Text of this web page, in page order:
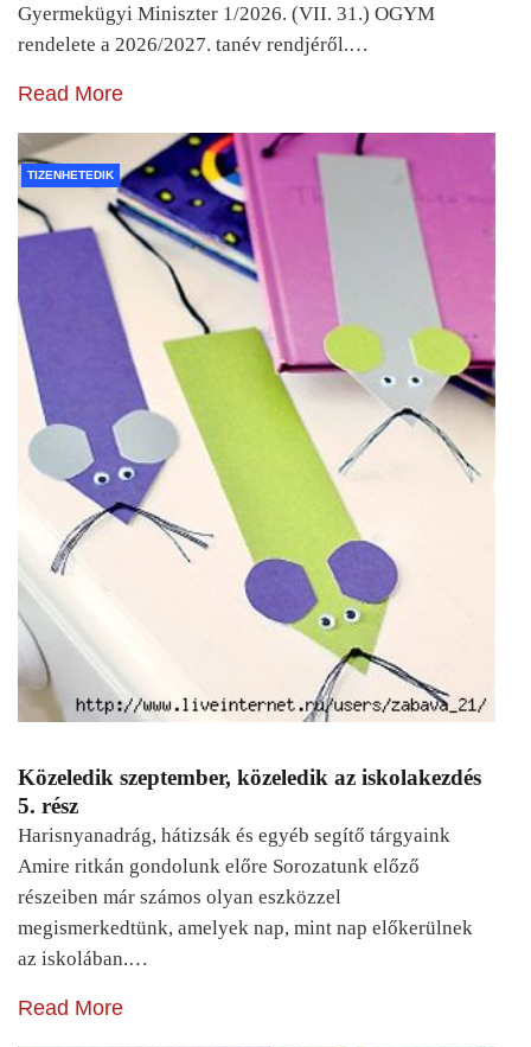
Gyermekügyi Miniszter 1/2026. (VII. 31.) OGYM
rendelete a 2026/2027. tanév rendjéről.…
Read More
TIZENHETEDIK
Közeledik szeptember, közeledik az iskolakezdés
5. rész
Harisnyanadrág, hátizsák és egyéb segítő tárgyaink
Amire ritkán gondolunk előre Sorozatunk előző
részeiben már számos olyan eszközzel
megismerkedtünk, amelyek nap, mint nap előkerülnek
az iskolában.…
Read More